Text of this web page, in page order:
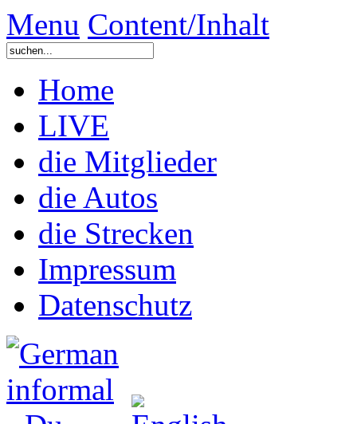
Menu Content/Inhalt
Home
LIVE
die Mitglieder
die Autos
die Strecken
Impressum
Datenschutz